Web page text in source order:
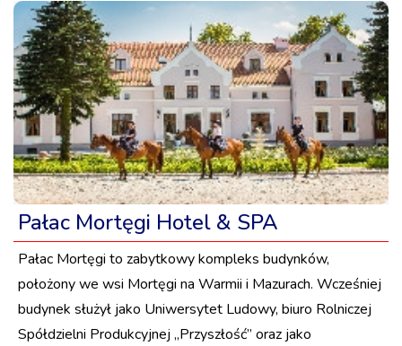
Pałac Mortęgi Hotel & SPA
Pałac Mortęgi to zabytkowy kompleks budynków,
położony we wsi Mortęgi na Warmii i Mazurach. Wcześniej
budynek służył jako Uniwersytet Ludowy, biuro Rolniczej
Spółdzielni Produkcyjnej „Przyszłość” oraz jako